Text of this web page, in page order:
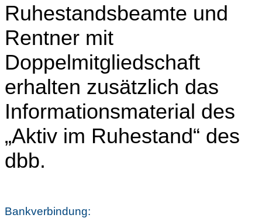
Ruhestandsbeamte und
Rentner mit
Doppelmitgliedschaft
erhalten zusätzlich das
Informationsmaterial des
„Aktiv im Ruhestand“ des
dbb.
Bankverbindung: